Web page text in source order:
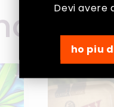
Devi avere
ho piu